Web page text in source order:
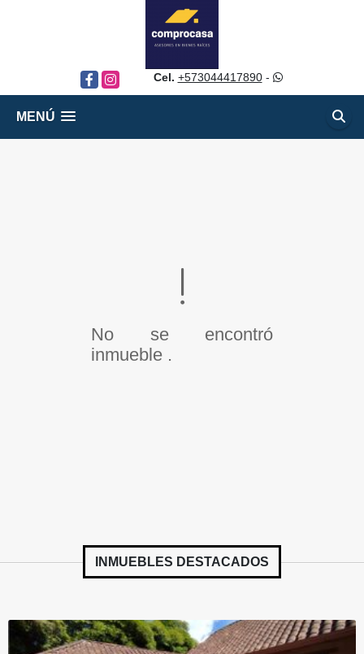
FacebookInstagram Cel. +573044417890-
MENÚ
No se encontró
inmueble .
INMUEBLES DESTACADOS